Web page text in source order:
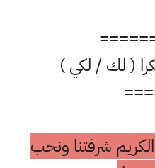
( لك / لكي )
شرفتنا ونحب